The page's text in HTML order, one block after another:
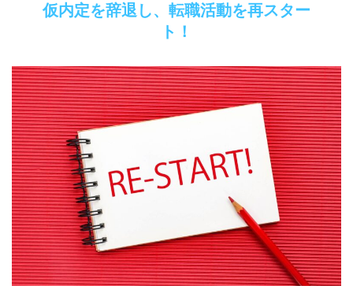
仮内定を辞退し、転職活動を再スター
ト！